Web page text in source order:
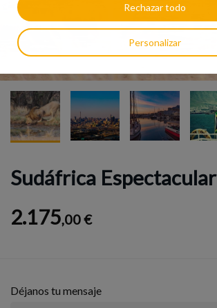
Sudáfrica Espectacular
2.175,00 €
Déjanos tu mensaje
Personalizar
Rechazar todo